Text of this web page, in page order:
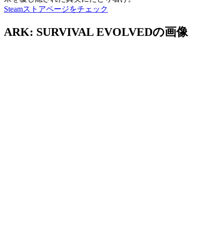
Steamストアページをチェック
ARK: SURVIVAL EVOLVEDの画像